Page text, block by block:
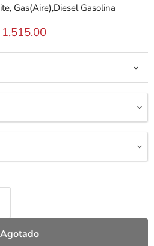
Gas(Aire),Diesel Gasolina
actual
Agotado